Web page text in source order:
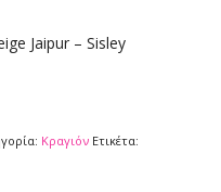
Jaipur – Sisley
Κραγιόν Ετικέτα: